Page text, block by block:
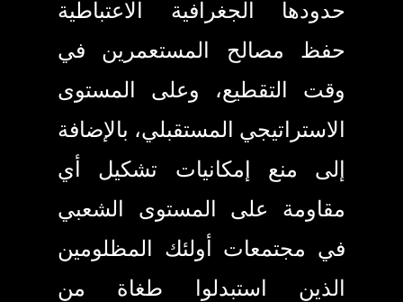
حدودها الجغرافية الاعتباطية
حفظ مصالح المستعمرين في
وقت التقطيع، وعلى المستوى
الاستراتيجي المستقبلي، بالإضافة
إلى منع إمكانيات تشكيل أي
مقاومة على المستوى الشعبي
في مجتمعات أولئك المظلومين
الذين استبدلوا طغاة من